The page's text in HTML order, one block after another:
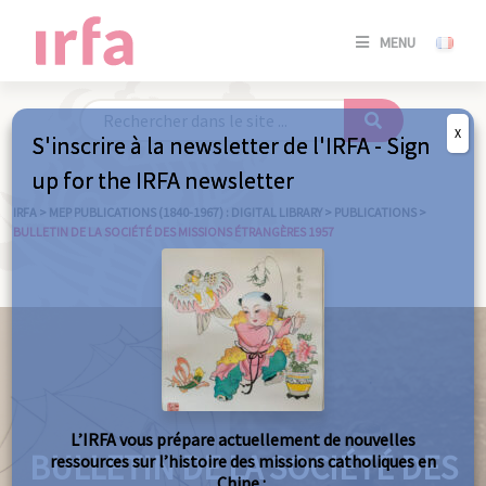
MENU
SE
/
IRFA > MEP PUBLICATIONS (1840-1967) : DIGITAL LIBRARY > PUBLICATIONS >
BULLETIN DE LA SOCIÉTÉ DES MISSIONS ÉTRANGÈRES 1957
BULLETIN DE LA SOCIÉTÉ DES
S'inscrire à la newsletter de l'IRFA - Sign
up for the IRFA newsletter
L’IRFA vous prépare actuellement de nouvelles
ressources sur l’histoire des missions catholiques en
X